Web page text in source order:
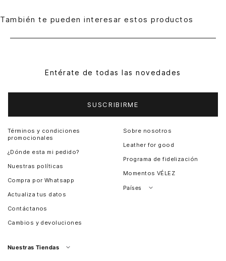
También te pueden interesar estos productos
Entérate de todas las novedades
SUSCRIBIRME
Términos y condiciones
promocionales
¿Dónde esta mi pedido?
Nuestras políticas
Compra por Whatsapp
Actualiza tus datos
Contáctanos
Cambios y devoluciones
Sobre nosotros
Leather for good
Programa de fidelización
Momentos VÉLEZ
Países
Nuestras Tiendas